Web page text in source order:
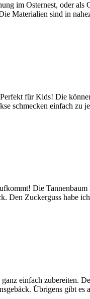
im Osternest, oder
Die Materialien sind in
für Kids! Die
schmecken einfach zu
Die Tannenbaum
Den Zuckerguss habe
einfach zubereiten.
Übrigens gibt